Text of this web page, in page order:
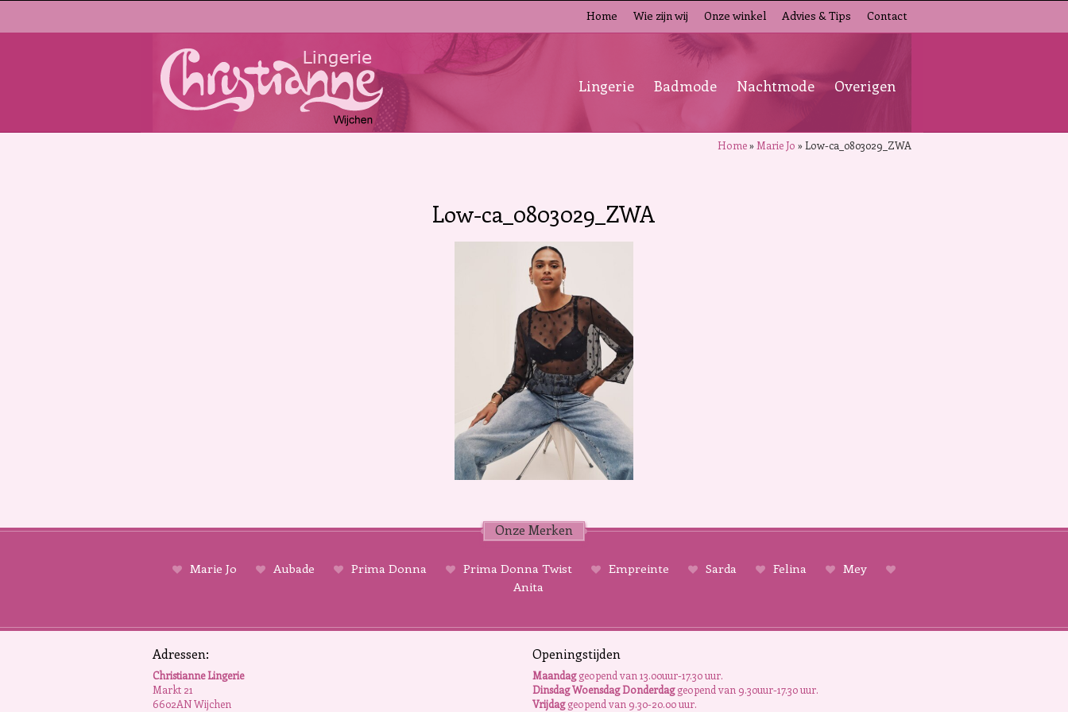
Home Wie zijn wij Onze winkel Advies & Tips Contact
Lingerie Badmode Nachtmode Overigen
Home» Marie Jo »Low-ca_0803029_ZWA
Low-ca_0803029_ZWA
Onze Merken
Marie Jo Aubade Prima Donna Prima Donna Twist Empreinte Sarda Felina
Mey
Anita
Adressen:
Christianne Lingerie
Markt 21
6602AN Wijchen
Openingstijden
Maandaggeopend van 13.00uur-17.30 uur.
Dinsdag Woensdag Donderdaggeopend van 9.30uur-17.30 uur.
Vrijdaggeopend van 9.30-20.00 uur.